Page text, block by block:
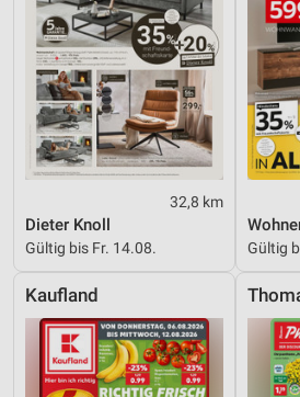
32,8 km
Dieter Knoll
Gültig bis Fr. 14.08. Gültig
Kaufland